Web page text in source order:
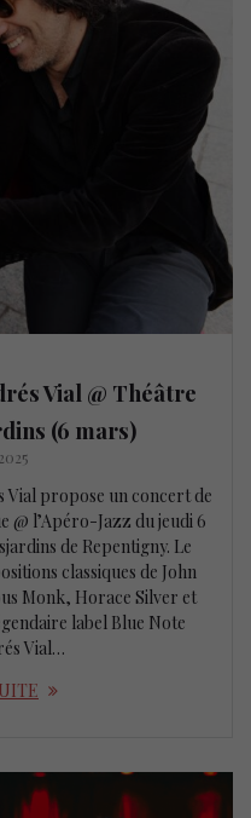
Vial @ Théâtre
(6 mars)
Vial propose un concert de
@ l’Apéro-Jazz du jeudi 6
de Repentigny. Le
classiques de John
Monk, Horace Silver et
label Blue Note
Vial…